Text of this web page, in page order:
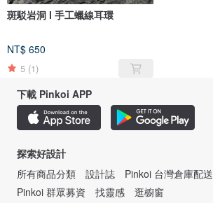
斑駁岩洞 l 手工蠟線耳環
NT$ 650
5 (1)
下載 Pinkoi APP
探索好設計
所有商品分類
設計誌 Pinkoi 台灣倉庫配送
Pinkoi 群眾募資
找靈感 逛櫥窗